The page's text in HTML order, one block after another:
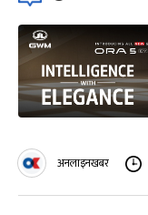
अनलाइनखबर